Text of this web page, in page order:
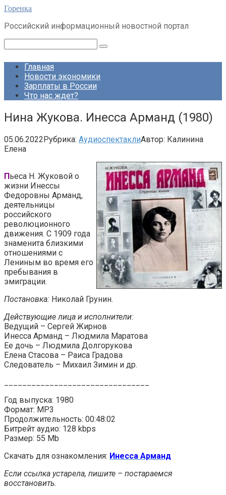
Перейти
контенту
Горенка
Российский информационный новостной портал
Главная
Новости экономики
Зарплаты в России
Что нас ждет?
Нина Жукова. Инесса Арманд (1980)
05.06.2022Рубрика: АудиоспектаклиАвтор: Калинина
Елена
Пьеса Н. Жуковой о
жизни Инессы
Федоровны Арманд,
деятельницы
российского
революционного
движения. С 1909 года
знаменита близкими
отношениями с
Лениным во время его
пребывания в
эмиграции.
Постановка: Николай Грунин.
Действующие лица и исполнители:
Ведущий – Сергей Жирнов
Инесса Арманд – Людмила Маратова
Ее дочь – Людмила Долгорукова
Елена Стасова – Раиса Градова
Следователь – Михаил Зимин и др.
Год выпуска: 1980
Формат: MP3
Продолжительность: 00:48:02
Битрейт аудио: 128 kbps
Размер: 55 Mb
Скачать для ознакомления: Инесса Арманд
Если ссылка устарела, пишите – постараемся
восстановить.